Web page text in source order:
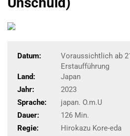
Datum:
Voraussichtlich ab
Erstaufführung
Land:
Japan
Jahr:
2023
Sprache:
japan. O.m.U
Dauer:
126 Min.
Regie:
Hirokazu Kore-eda